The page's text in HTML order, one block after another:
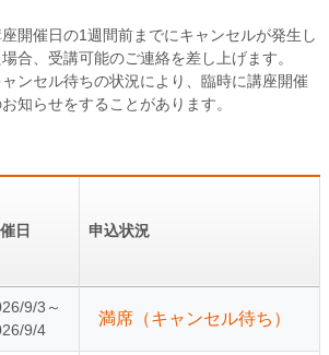
開催日の1週間前までにキャンセルが発生し
場合、受講可能のご連絡を差し上げます。
ャンセル待ちの状況により、臨時に講座開催
知らせをすることがあります。
日 申込状況
9/3～
9/4
満席（キャンセル待ち）